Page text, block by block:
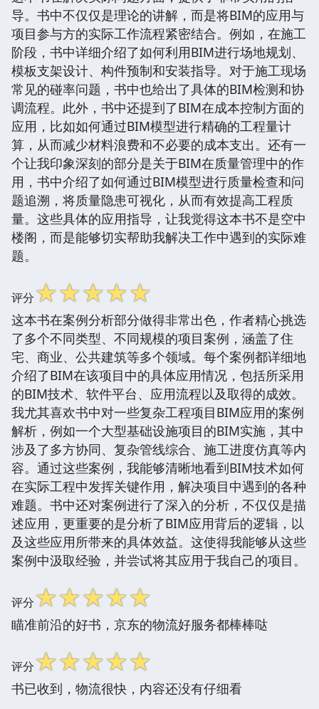
导。书中不仅仅是理论的讲解，而是将BIM的应用与
项目参与方的实际工作流程紧密结合。例如，在施工
阶段，书中详细介绍了如何利用BIM进行场地规划、
模板支架设计、构件预制和安装指导。对于施工现场
常见的碰率问题，书中也给出了具体的BIM检测和协
调流程。此外，书中还提到了BIM在成本控制方面的
应用，比如如何通过BIM模型进行精确的工程量计
算，从而减少材料浪费和不必要的成本支出。还有一
个让我印象深刻的部分是关于BIM在质量管理中的作
用，书中介绍了如何通过BIM模型进行质量检查和问
题追溯，将质量隐患可视化，从而有效提高工程质
量。这些具体的应用指导，让我觉得这本书不是空中
楼阁，而是能够切实帮助我解决工作中遇到的实际难
题。
评分☆☆☆☆☆
这本书在案例分析部分做得非常出色，作者精心挑选
了多个不同类型、不同规模的项目案例，涵盖了住
宅、商业、公共建筑等多个领域。每个案例都详细地
介绍了BIM在该项目中的具体应用情况，包括所采用
的BIM技术、软件平台、应用流程以及取得的成效。
我尤其喜欢书中对一些复杂工程项目BIM应用的案例
解析，例如一个大型基础设施项目的BIM实施，其中
涉及了多方协同、复杂管线综合、施工进度仿真等内
容。通过这些案例，我能够清晰地看到BIM技术如何
在实际工程中发挥关键作用，解决项目中遇到的各种
难题。书中还对案例进行了深入的分析，不仅仅是描
述应用，更重要的是分析了BIM应用背后的逻辑，以
及这些应用所带来的具体效益。这使得我能够从这些
案例中汲取经验，并尝试将其应用于我自己的项目。
评分☆☆☆☆☆
瞄准前沿的好书，京东的物流好服务都棒棒哒
评分☆☆☆☆☆
书已收到，物流很快，内容还没有仔细看